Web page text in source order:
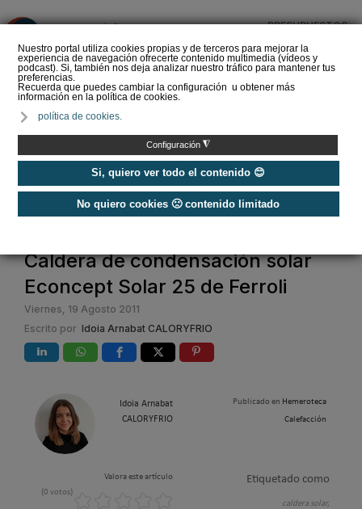
Nuestro portal utiliza cookies propias y de terceros para mejorar la
experiencia de navegación ofrecerte contenido multimedia (vídeos y
podcast). Si, también nos deja analizar nuestro tráfico para mantener tus
preferencias.
Recuerda que puedes cambiar la configuración u obtener más
información en la política de cookies.
política de cookies.
Configuración ◮
Si, quiero ver todo el contenido 😊
No quiero cookies 🙁 contenido limitado
PRESUPUESTOS
Caldera de condensación solar
Econcept Solar 25 de Ferroli
Viernes, 19 Agosto 2011
Escrito por Idoia Arnabat CALORYFRIO
Idoia Arnabat
CALORYFRIO
Publicado en Hemeroteca
Calefacción
Valora este artículo
(0 votos)
Etiquetado como
caldera solar,